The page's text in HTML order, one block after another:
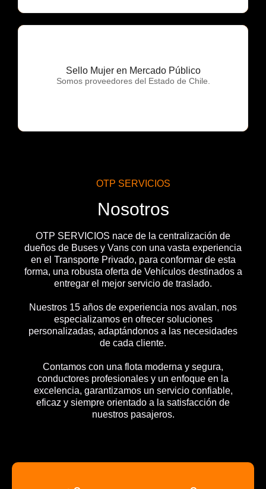
Sello Mujer en Mercado Público
Somos proveedores del Estado de Chile.
OTP Servicios
OTP SERVICIOS
Nosotros
OTP SERVICIOS nace de la centralización de
dueños de Buses y Vans con una vasta experiencia
en el Transporte Privado, para conformar de esta
forma, una robusta oferta de Vehículos destinados a
entregar el mejor servicio de traslado.
Nuestros 15 años de experiencia nos avalan, nos
especializamos en ofrecer soluciones
personalizadas, adaptándonos a las necesidades
de cada cliente.
Contamos con una flota moderna y segura,
conductores profesionales y un enfoque en la
excelencia, garantizamos un servicio confiable,
eficaz y siempre orientado a la satisfacción de
nuestros pasajeros.